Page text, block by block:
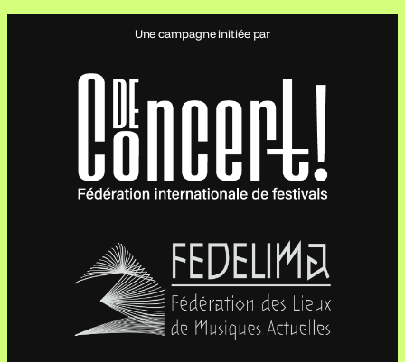
Une campagne initiée par